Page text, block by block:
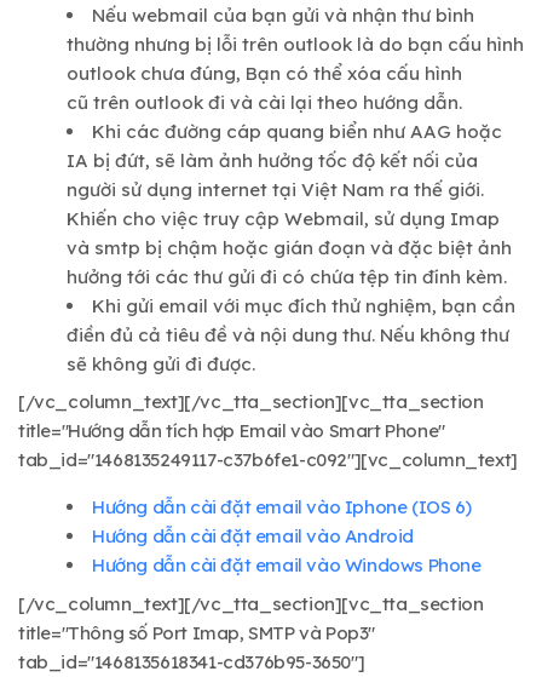
Nếu webmail của bạn gửi và nhận thư bình
thường nhưng bị lỗi trên outlook là do bạn cấu hình
outlook chưa đúng, Bạn có thể xóa cấu hình
cũ trên outlook đi và cài lại theo hướng dẫn.
Khi các đường cáp quang biển như AAG hoặc
IA bị đứt, sẽ làm ảnh hưởng tốc độ kết nối của
người sử dụng internet tại Việt Nam ra thế giới.
Khiến cho việc truy cập Webmail, sử dụng Imap
và smtp bị chậm hoặc gián đoạn và đặc biệt ảnh
hưởng tới các thư gửi đi có chứa tệp tin đính kèm.
Khi gửi email với mục đích thử nghiệm, bạn cần
điền đủ cả tiêu đề và nội dung thư. Nếu không thư
sẽ không gửi đi được.
[/vc_column_text][/vc_tta_section][vc_tta_section
title="Hướng dẫn tích hợp Email vào Smart Phone"
tab_id="1468135249117-c37b6fe1-c092"][vc_column_text]
Hướng dẫn cài đặt email vào Iphone (IOS 6)
Hướng dẫn cài đặt email vào Android
Hướng dẫn cài đặt email vào Windows Phone
[/vc_column_text][/vc_tta_section][vc_tta_section
title="Thông số Port Imap, SMTP và Pop3"
tab_id="1468135618341-cd376b95-3650"]